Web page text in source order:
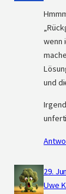
wenn
und
29.
Uwe